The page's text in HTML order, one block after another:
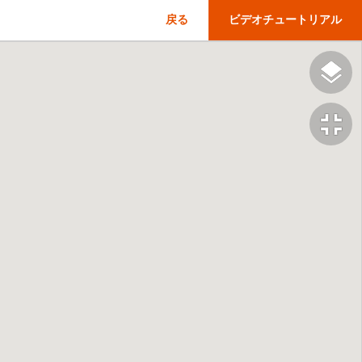
ビデオチュートリアル
戻る
fullscreen_exit